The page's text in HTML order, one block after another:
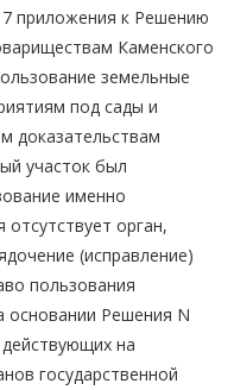
приложения к Решению
Каменского
земельные
под сады и
доказательствам
участок был
именно
орган,
(исправление)
пользования
основании Решения N
на
государственной